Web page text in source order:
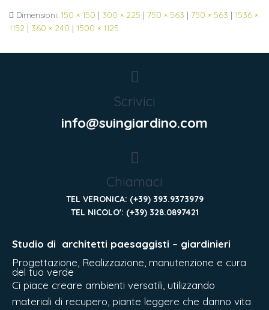
Dimensioni: 150 × 150 | 300 × 225 | 750 × 563 | 750 × 563 | 1536 ×
1152 | 360 × 240 | 1500 × 1125
Scrivici
info@suingiardino.com
Chiamaci
TEL VERONICA: (+39) 393.9373979
TEL NICOLO': (+39) 328.0897421
Studio di architetti paesaggisti – giardinieri
Progettazione, Realizzazione, manutenzione e cura
del tuo verde
Ci piace creare ambienti versatili, utilizzando
materiali di recupero, piante leggere che danno vita